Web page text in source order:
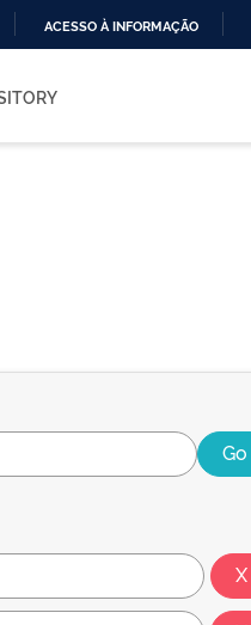
ACESSO À INFORMAÇÃO